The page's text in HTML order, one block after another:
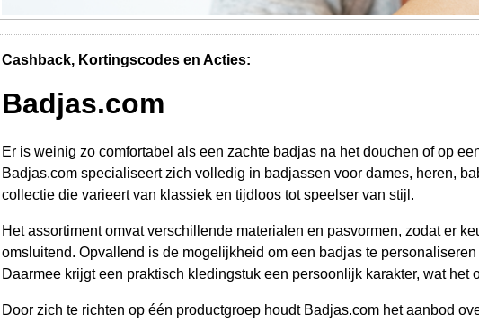
Cashback, Kortingscodes en Acties:
Badjas.com
Er is weinig zo comfortabel als een zachte badjas na het douchen of op
Badjas.com specialiseert zich volledig in badjassen voor dames, heren,
collectie die varieert van klassiek en tijdloos tot speelser van stijl.
Het assortiment omvat verschillende materialen en pasvormen, zodat er
omsluitend. Opvallend is de mogelijkheid om een badjas te
Daarmee krijgt een praktisch kledingstuk een persoonlijk karakter, wat het
Door zich te richten op één productgroep houdt Badjas.com het aanbod